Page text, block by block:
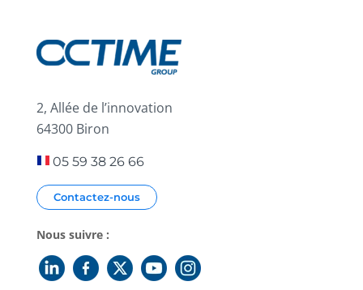
2, Allée de l’innovation
64300 Biron
05 59 38 26 66
Contactez-nous
Nous suivre :